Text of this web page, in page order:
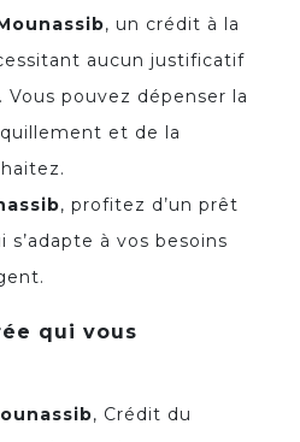
, un crédit à la
aucun justificatif
Vous pouvez dépenser la
et de la
, profitez d’un prêt
à vos besoins
qui vous
, Crédit du